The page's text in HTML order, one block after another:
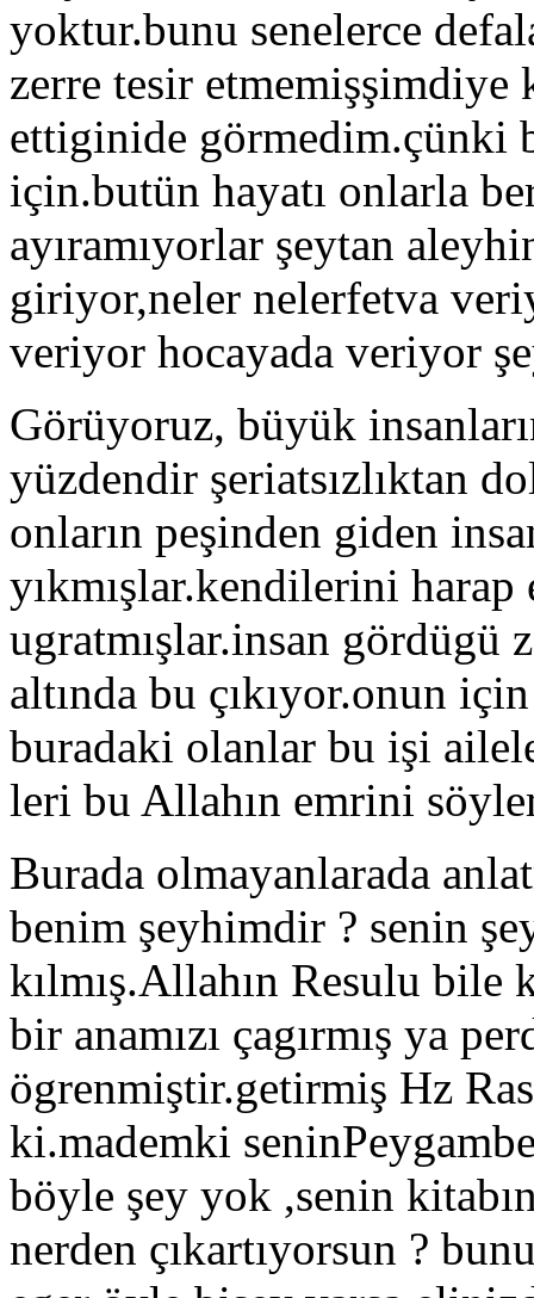
yoktur.bunu senelerce
zerre tesir
ettiginide görmedim.çünki
için.butün hayatı onlarla
ayıramıyorlar şeytan
giriyor,neler nelerfetva
veriyor hocayada veriyor
Görüyoruz, büyük
yüzdendir şeriatsızlıktan
onların peşinden giden
yıkmışlar.kendilerini
ugratmışlar.insan gördügü
altında bu çıkıyor.onun
buradaki olanlar bu işi
leri bu Allahın emrini
Burada olmayanlarada
benim şeyhimdir ? senin
kılmış.Allahın Resulu bile
bir anamızı çagırmış ya
ögrenmiştir.getirmiş Hz
ki.mademki
böyle şey yok ,senin
nerden çıkartıyorsun ?